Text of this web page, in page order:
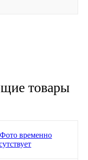
товары